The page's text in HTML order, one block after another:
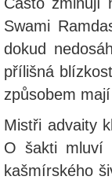
Swami
dokud
přílišná
způsobem
Mistři advaity
O šakti mluví
kašmírského